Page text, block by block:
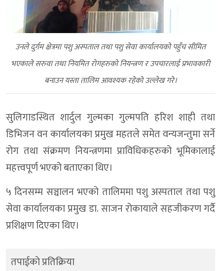
उनले दुर्गम क्षेत्रमा पशु अस्पताल तथा पशु सेवा कार्यालयको पहुँच सीमित
भएकाले सरुवा तथा नियमित रोगहरुको नियन्त्रण र उपचारलाई प्रभावकारी
बनाउन यस्ता तालिम आवश्यक रहेको उल्लेख गरे।
सुलिगाडस्थित शार्दुल गुल्मका गुल्मपति हरिश शाही तथा
डिभिजन वन कार्यालयका प्रमुख महतले समेत वन्यजन्तुमा सर्ने
रोग तथा संक्रमण नियन्त्रणमा प्राविधिकहरुको भूमिकालाई
महत्त्वपूर्ण भएको बताएका थिए।
५ दिनसम्म सञ्चालन भएको तालिममा पशु अस्पताल तथा पशु
सेवा कार्यालयका प्रमुख डा. साजन रोकायाले सहजीकरण गर्दै
प्रशिक्षण दिएका थिए।
तपाईको प्रतिक्रिया